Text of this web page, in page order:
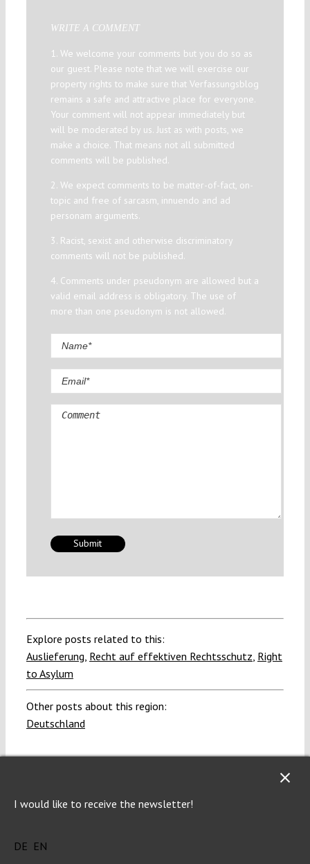
WRITE A COMMENT
1. We welcome your comments but you do so as
our guest. Please note that we will exercise our
property rights to make sure that Verfassungsblog
remains a safe and attractive place for everyone.
Your comment will not appear immediately but
will be moderated by us. Just as with posts, we
make a choice. That means not all submitted
comments will be published.
2. We expect comments to be matter-of-fact, on-
topic and free of sarcasm, innuendo and ad
personam arguments.
3. Racist, sexist and otherwise discriminatory
comments will not be published.
4. Comments under pseudonym are allowed but a
valid email address is obligatory. The use of
more than one pseudonym is not allowed.
Comment
Explore posts related to this:
Auslieferung Recht auf effektiven Rechtsschutz Right
to Asylum
Other posts about this region:
Deutschland
I would like to receive the newsletter!
DE EN